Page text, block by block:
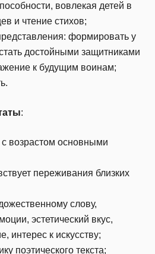
вовлекая детей в
и чтение стихов;
формировать у
достойными защитниками
к будущим воинам;
:
с возрастом основными
переживания близких
слову,
эстетический вкус,
интерес к искусству;
поэтического текста;